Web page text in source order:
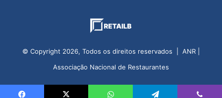
© Copyright 2026, Todos os direitos reservados | ANR |
Associação Nacional de Restaurantes